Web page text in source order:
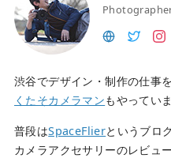
渋谷でデザイン・制作の仕事
くたそカメラマンもやっていま
普段はSpaceFlierというブロ
カメラアクセサリーのレビュ